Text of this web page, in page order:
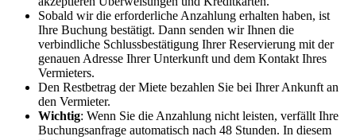
Sobald wir die erforderliche Anzahlung erhalten haben, ist
Ihre Buchung bestätigt. Dann senden wir Ihnen die
verbindliche Schlussbestätigung Ihrer Reservierung mit der
genauen Adresse Ihrer Unterkunft und dem Kontakt Ihres
Vermieters.
Den Restbetrag der Miete bezahlen Sie bei Ihrer Ankunft an
den Vermieter.
Wichtig: Wenn Sie die Anzahlung nicht leisten, verfällt Ihre
Buchungsanfrage automatisch nach 48 Stunden. In diesem